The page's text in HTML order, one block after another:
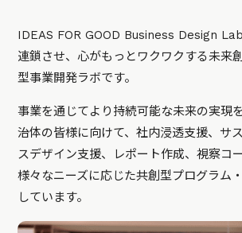
IDEAS FOR GOOD Business Design
連鎖させ、心がもっとワクワクする未来
型事業開発ラボです。
事業を通じてより持続可能な未来の実現
治体の皆様に向けて、社内浸透支援、サ
スデザイン支援、レポート作成、視察コ
様々なニーズに応じた共創型プログラム
しています。